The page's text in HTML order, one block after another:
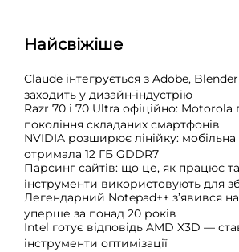
Найсвіжіше
Claude інтегрується з Adobe,
заходить у дизайн-індустрію
Razr 70 і 70 Ultra офіційно: Motorola
покоління складаних смартфонів
NVIDIA розширює лінійку: мобільна
отримала 12 ГБ GDDR7
Парсинг сайтів: що це, як працює та
інструменти використовують для
Легендарний Notepad++ з’явився
уперше за понад 20 років
Intel готує відповідь AMD X3D —
інструменти оптимізації